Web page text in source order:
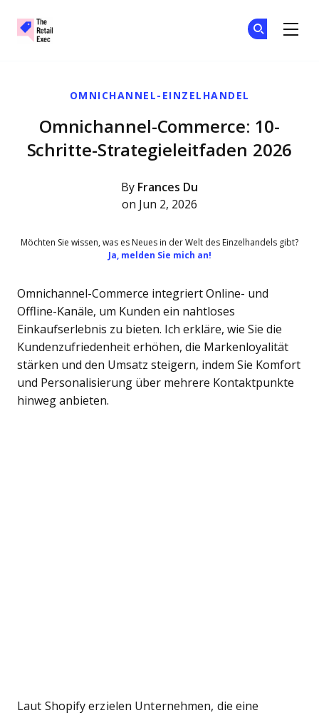
OMNICHANNEL-EINZELHANDEL
Omnichannel-Commerce: 10-
Schritte-Strategieleitfaden 2026
By Frances Du
on Jun 2, 2026
Möchten Sie wissen, was es Neues in der Welt des Einzelhandels gibt?
Ja, melden Sie mich an!
Omnichannel-Commerce integriert Online- und
Offline-Kanäle, um Kunden ein nahtloses
Einkaufserlebnis zu bieten. Ich erkläre, wie Sie die
Kundenzufriedenheit erhöhen, die Markenloyalität
stärken und den Umsatz steigern, indem Sie Komfort
und Personalisierung über mehrere Kontaktpunkte
hinweg anbieten.
Laut Shopify erzielen Unternehmen, die eine